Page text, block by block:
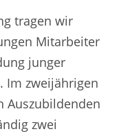
tragen wir
Mitarbeiter
junger
Im zweijährigen
Auszubildenden
zwei